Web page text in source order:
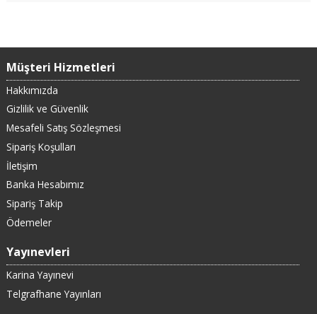
Müşteri Hizmetleri
Hakkımızda
Gizlilik ve Güvenlik
Mesafeli Satış Sözleşmesi
Sipariş Koşulları
İletişim
Banka Hesabımız
Sipariş Takip
Ödemeler
Yayınevleri
Karina Yayınevi
Telgrafhane Yayınları